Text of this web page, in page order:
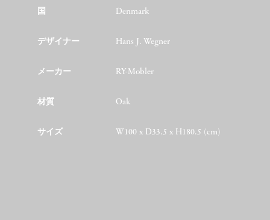
国 Denmark
デザイナー Hans J. Wegner
メーカー RY-Mobler
材質 Oak
サイズ W100 x D33.5 x H180.5 (cm)